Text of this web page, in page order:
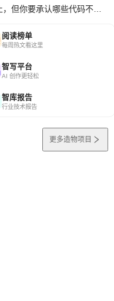
阅读榜单
每周热文看这里
智写平台
AI 创作更轻松
智库报告
行业技术报告
更多造物项目